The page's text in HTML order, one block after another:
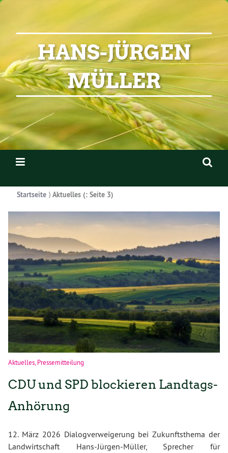
HANS-JÜRGEN
MÜLLER
Startseite ⟩ Aktuelles (: Seite 3)
Aktuelles,Pressemitteilung
CDU und SPD blockieren Landtags-
Anhörung
12. März 2026 Dialogverweigerung bei Zukunftsthema der
Landwirtschaft Hans-Jürgen-Müller, Sprecher für